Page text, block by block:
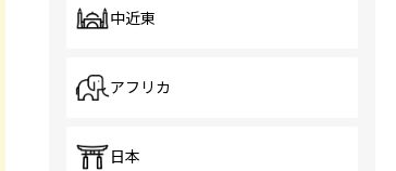
中近東
アフリカ
日本